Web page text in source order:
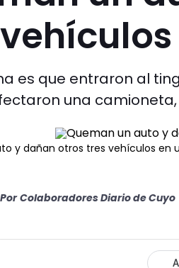
es que entraron al
una
y dañan otros tres vehículos en
Por Colaboradores Diario de Cuyo